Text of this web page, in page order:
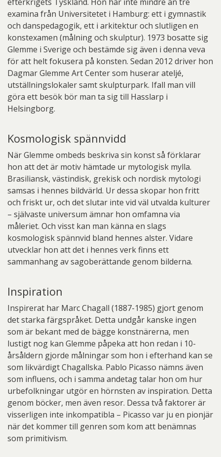
examina från Universitetet i Hamburg: ett i gymnastik
och danspedagogik, ett i arkitektur och slutligen en
konstexamen (målning och skulptur). 1973 bosatte sig
Glemme i Sverige och bestämde sig även i denna veva
för att helt fokusera på konsten. Sedan 2012 driver hon
Dagmar Glemme Art Center som huserar ateljé,
utställningslokaler samt skulpturpark. Ifall man vill
göra ett besök bör man ta sig till Hasslarp i
Helsingborg.
Kosmologisk spännvidd
När Glemme ombeds beskriva sin konst så förklarar
hon att det är motiv hämtade ur mytologisk mylla.
Brasiliansk, västindisk, grekisk och nordisk mytologi
samsas i hennes bildvärld. Ur dessa skopar hon fritt
och friskt ur, och det slutar inte vid väl utvalda kulturer
– självaste universum ämnar hon omfamna via
måleriet. Och visst kan man känna en slags
kosmologisk spännvid bland hennes alster. Vidare
utvecklar hon att det i hennes verk finns ett
sammanhang av sagoberättande genom bilderna.
Inspiration
Inspirerat har Marc Chagall (1887-1985) gjort genom
det starka färgspråket. Detta undgår kanske ingen
som är bekant med de bägge konstnärerna, men
lustigt nog kan Glemme påpeka att hon redan i 10-
årsåldern gjorde målningar som hon i efterhand kan se
som likvärdigt Chagallska. Pablo Picasso nämns även
som influens, och i samma andetag talar hon om hur
urbefolkningar utgör en hörnsten av inspiration. Detta
genom böcker, men även resor. Dessa två faktorer är
visserligen inte inkompatibla – Picasso var ju en pionjär
när det kommer till genren som kom att benämnas
som primitivism.